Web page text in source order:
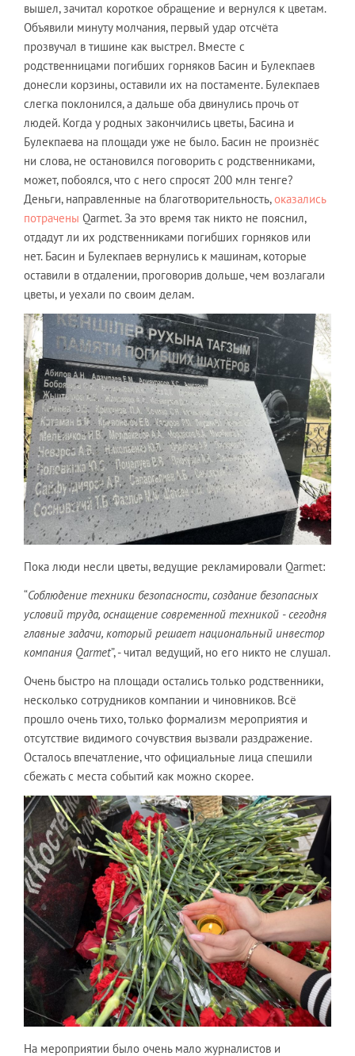
вышел, зачитал короткое обращение и вернулся к цветам.
Объявили минуту молчания, первый удар отсчёта
прозвучал в тишине как выстрел. Вместе с
родственницами погибших горняков Басин и Булекпаев
донесли корзины, оставили их на постаменте. Булекпаев
слегка поклонился, а дальше оба двинулись прочь от
людей. Когда у родных закончились цветы, Басина и
Булекпаева на площади уже не было. Басин не произнёс
ни слова, не остановился поговорить с родственниками,
может, побоялся, что с него спросят 200 млн тенге?
Деньги, направленные на благотворительность,оказались
потрачены Qarmet. За это время так никто не пояснил,
отдадут ли их родственниками погибших горняков или
нет. Басин и Булекпаев вернулись к машинам, которые
оставили в отдалении, проговорив дольше, чем возлагали
цветы, и уехали по своим делам.
Пока люди несли цветы, ведущие рекламировали Qarmet:
“Соблюдение техники безопасности, создание безопасных
условий труда, оснащение современной техникой - сегодня
главные задачи, который решает национальный инвестор
компания Qarmet”, - читал ведущий, но его никто не слушал.
Очень быстро на площади остались только родственники,
несколько сотрудников компании и чиновников. Всё
прошло очень тихо, только формализм мероприятия и
отсутствие видимого сочувствия вызвали раздражение.
Осталось впечатление, что официальные лица спешили
сбежать с места событий как можно скорее.
На мероприятии было очень мало журналистов и